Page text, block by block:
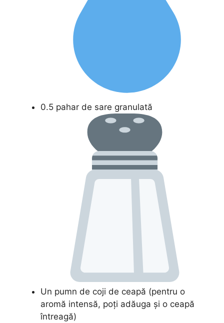
0.5 pahar de sare granulată
Un pumn de coji de ceapă (pentru o
aromă intensă, poți adăuga și o ceapă
întreagă)